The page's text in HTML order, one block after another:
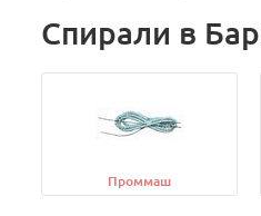
Спирали в
Проммаш